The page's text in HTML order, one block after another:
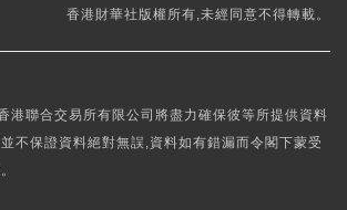
香港財華社版權所有,未經同意不得轉載。
港聯合交易所有限公司將盡力確保彼等所提供資料
不保證資料絕對無誤,資料如有錯漏而令閣下蒙受